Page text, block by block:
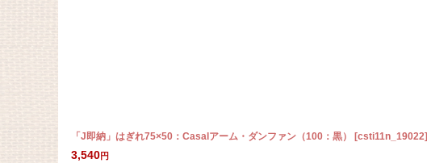
「J即納」はぎれ75×50：Casalアーム・ダンファン（100：黒） [csti11n_19022]
3,540円